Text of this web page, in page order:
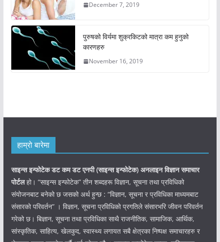
December 7, 2019
पुरुषको विर्यमा शुक्रकिटको मात्रा कम हुनुको
कारणहरु
November 16, 2019
हाम्रो बारेमा
साइन्स इन्फोटेक डट कम डट एनपी (साइन्सइन्फोटेक) अनलाइन विज्ञान समाचार
पोर्टलहो। “साइन्स इन्फोटेक” तीन शब्दहरू विज्ञान, सूचना तथा प्रविधिको
संयोजनबाट बनेको छ जसको अर्थ हुन्छ : “विज्ञान, सूचना र प्रविधिका माध्यमबाट
संसारको परिवर्तन” । विज्ञान, सूचना प्रविधिको प्रगतिले संसारभरि जीवन परिवर्तन
गरेको छ। बिज्ञान, सूचना तथा प्रविधिका साथै राजनीतिक, सामाजिक, आर्थिक,
सांस्कृतिक, साहित्य, खेलकुद, स्वास्थ्य लगायत सबै क्षेत्रका निष्पक्ष समाचारहरु र